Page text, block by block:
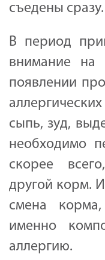
съедены сразу.
В период
внимание на
появлении
сыпь, зуд,
необходимо
скорее
другой корм.
смена
именно
аллергию.